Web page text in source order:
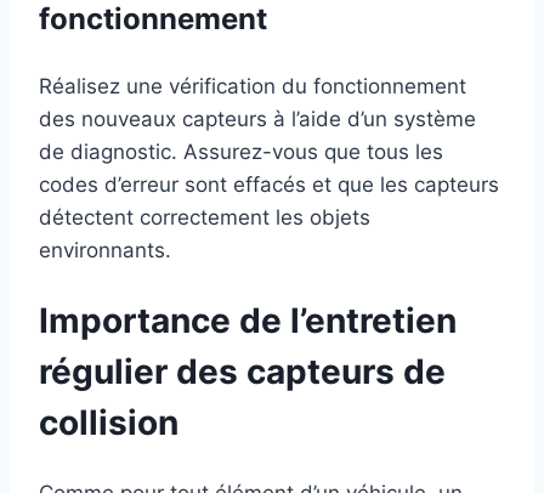
fonctionnement
Réalisez une vérification du fonctionnement
des nouveaux capteurs à l’aide d’un système
de diagnostic. Assurez-vous que tous les
codes d’erreur sont effacés et que les capteurs
détectent correctement les objets
environnants.
Importance de l’entretien
régulier des capteurs de
collision